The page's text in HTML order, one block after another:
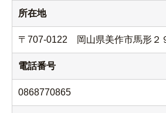
所在地
〒707-0122 岡山県美作市馬形２
電話番号
0868770865